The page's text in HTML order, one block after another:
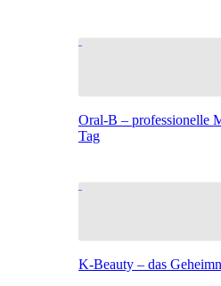
Oral-B – professionelle
Tag
K-Beauty – das